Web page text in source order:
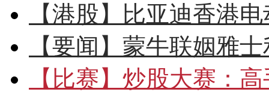
【港股】
比亚迪香港
【要闻】 蒙牛联姻雅
【比赛】 炒股大赛：高